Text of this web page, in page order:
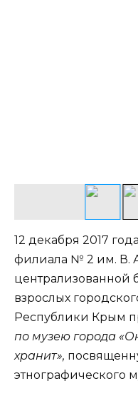
12 декабря 2017
филиала № 2 им. В.
централизованной
взрослых
Республики Крым
по музею города
хранит»,
этнографического